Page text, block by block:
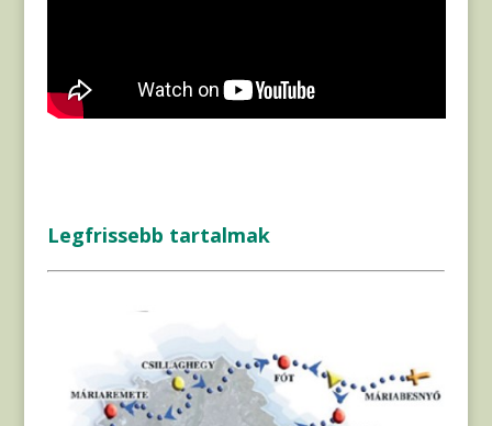
Legfrissebb tartalmak